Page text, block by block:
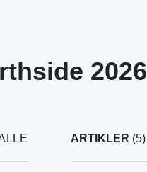
2026
ARTIKLER (5)